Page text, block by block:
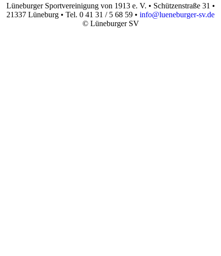
Lüneburger Sportvereinigung von 1913 e. V. • Schützenstraße 31 •
21337 Lüneburg • Tel. 0 41 31 / 5 68 59 • info@lueneburger-sv.de
© Lüneburger SV